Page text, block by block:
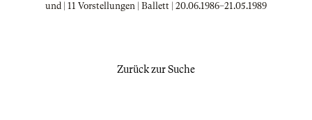
und | 11 Vorstellungen | Ballett | 20.06.1986–21.05.1989
Zurück zur Suche